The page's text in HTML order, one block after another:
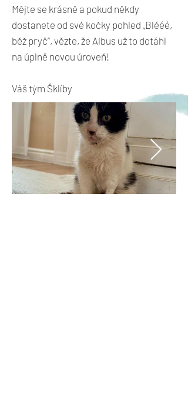
Mějte se krásně a pokud někdy
dostanete od své kočky pohled „Blééé,
běž pryč“, vězte, že Albus už to dotáhl
na úplně novou úroveň!
Váš tým Šklíby